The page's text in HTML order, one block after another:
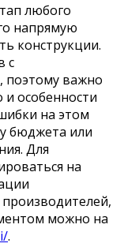
любого
напрямую
конструкции.
с
поэтому важно
особенности
на этом
бюджета или
Для
на
можно на
.